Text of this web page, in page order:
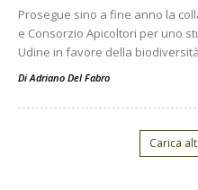
Prosegue sino a fine anno la
e Consorzio Apicoltori per uno
Udine in favore della
DiAdriano Del Fabro
Carica